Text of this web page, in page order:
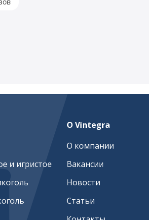
и игристое
О Vintegra
О компании
Вакансии
Новости
Статьи